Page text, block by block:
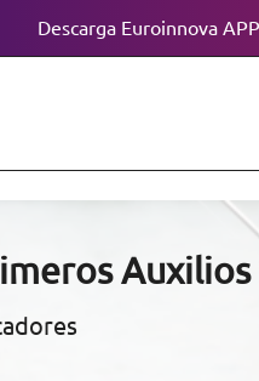
Descarga Euroinnova